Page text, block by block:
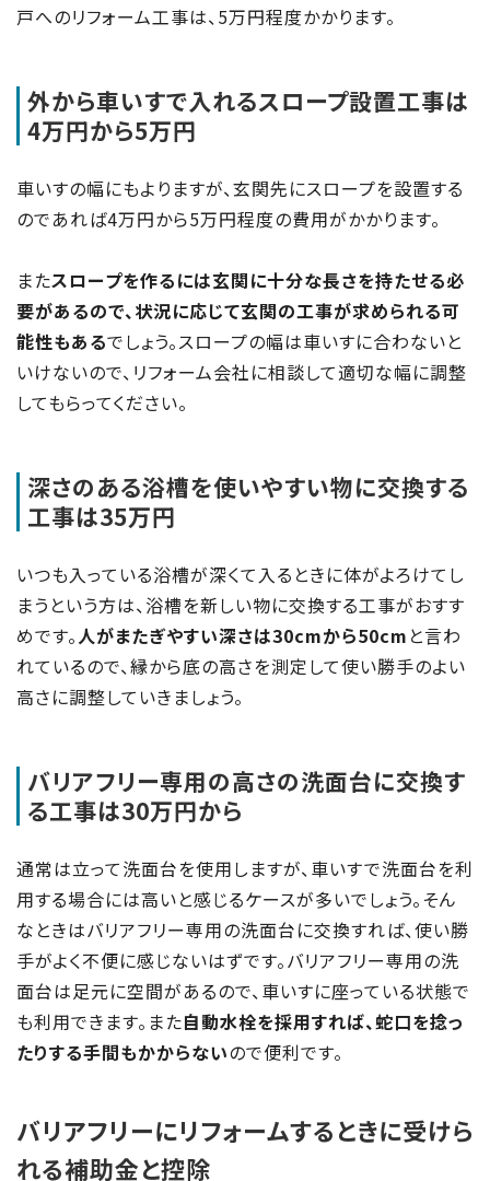
戸へのリフォーム工事は、5万円程度かかります。
外から車いすで入れるスロープ設置工事は
4万円から5万円
車いすの幅にもよりますが、玄関先にスロープを設置する
のであれば4万円から5万円程度の費用がかかります。
またスロープを作るには玄関に十分な長さを持たせる必
要があるので、状況に応じて玄関の工事が求められる可
能性もあるでしょう。スロープの幅は車いすに合わないと
いけないので、リフォーム会社に相談して適切な幅に調整
してもらってください。
深さのある浴槽を使いやすい物に交換する
工事は35万円
いつも入っている浴槽が深くて入るときに体がよろけてし
まうという方は、浴槽を新しい物に交換する工事がおすす
めです。人がまたぎやすい深さは30cmから50cm と言わ
れているので、縁から底の高さを測定して使い勝手のよい
高さに調整していきましょう。
バリアフリー専用の高さの洗面台に交換す
る工事は30万円から
通常は立って洗面台を使用しますが、車いすで洗面台を利
用する場合には高いと感じるケースが多いでしょう。そん
なときはバリアフリー専用の洗面台に交換すれば、使い勝
手がよく不便に感じないはずです。バリアフリー専用の洗
面台は足元に空間があるので、車いすに座っている状態で
も利用できます。また自動水栓を採用すれば、蛇口を捻っ
たりする手間もかからないので便利です。
バリアフリーにリフォームするときに受けら
れる補助金と控除